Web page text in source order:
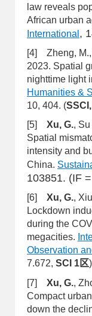
law reveals
African urban
International ,
[4] Zheng, M.,
2023. Spatial
nighttime light
Humanities &
10, 404. (
[5]
Xu, G.,
Spatial
intensity and
China.
103851. (IF
[6] Xu, G.,
Lockdown
during the
megacities.
Observation
7.672, SCI 1区
[7] Xu, G.,
Compact
down the